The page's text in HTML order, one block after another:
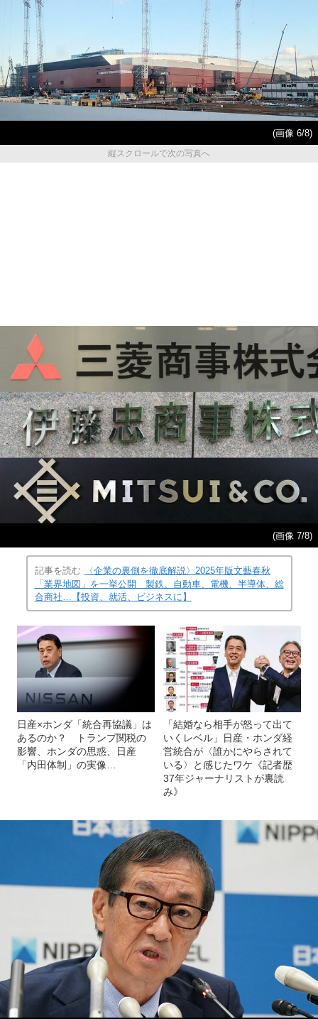
(画像 6/8)
縦スクロールで次の写真へ
(画像 7/8)
記事を読む
〈企業の裏側を徹底解説〉2025年版文藝春秋
「業界地図」を一挙公開 製鉄、自動車、電機、半導体、総
合商社…【投資、就活、ビジネスに】
日産×ホンダ「統合再協議」は
あるのか？ トランプ関税の
影響、ホンダの思惑、日産
「内田体制」の実像…
「結婚なら相手が怒って出て
いくレベル」日産・ホンダ経
営統合が〈誰かにやらされて
いる〉と感じたワケ《記者歴
37年ジャーナリストが裏読
み》